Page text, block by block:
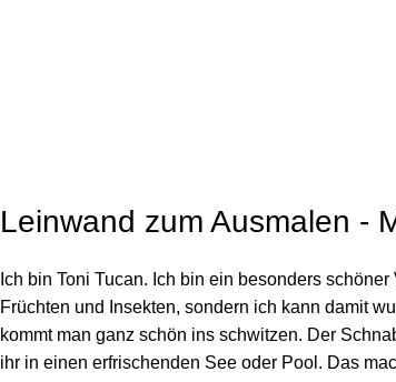
Leinwand zum Ausmalen -
Ich bin Toni Tucan. Ich bin ein besonders
Früchten und Insekten, sondern ich kann damit
kommt man ganz schön ins schwitzen. Der
ihr in einen erfrischenden See oder Pool. Das